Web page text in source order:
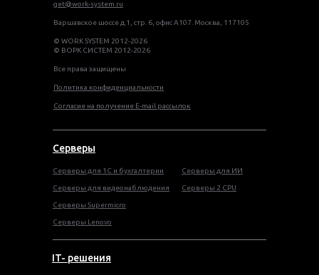
get@work-system.ru
Варшавское шоссе д.1, стр. 6, офис А107. Москва, 117105
© WORK SYSTEM 2012-2026
© ВОРК СИСТЕМ 2012-2026
Все права защищены
Политика конфиденциальности
Согласие на получение E-mail рассылок
Серверы
Серверы для 1С и бухгалтерии
Серверы для видеонаблюдения
Серверы Supermicro
Серверы Lenovo
Серверы для ИИ
Серверы 2 CPU
IT- решения